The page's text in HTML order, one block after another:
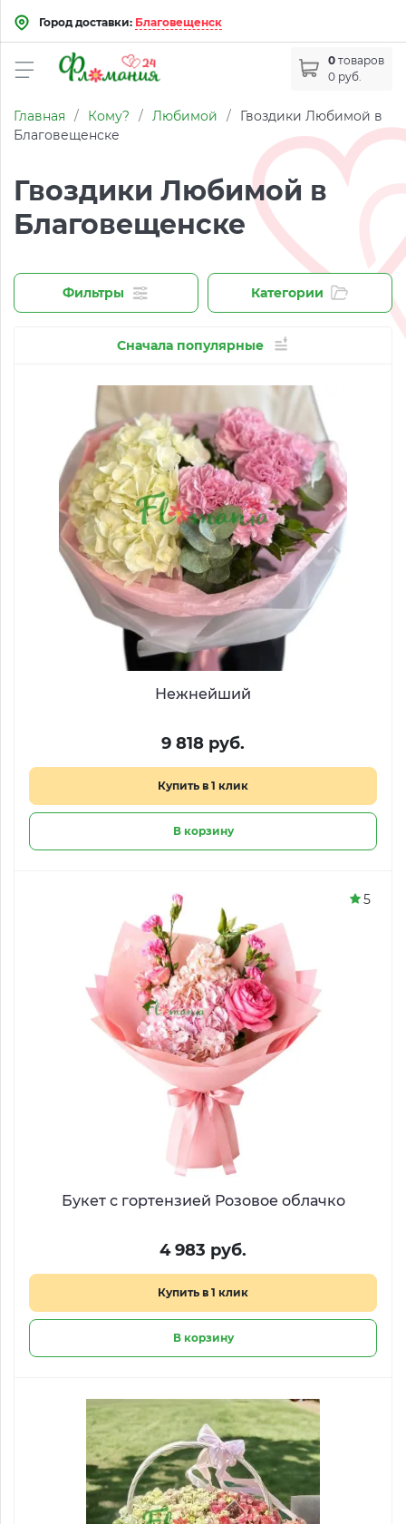
Город доставки: Благовещенск
0 товаров
0 руб.
Главная / Кому? / Любимой /
Гвоздики Любимой в
Благовещенске
Гвоздики Любимой в
Благовещенске
Фильтры Категории
Сначала популярные
Нежнейший
9 818 руб.
Купить в 1 клик
В корзину
Букет с гортензией Розовое облачко
4 983 руб.
Купить в 1 клик
В корзину
5